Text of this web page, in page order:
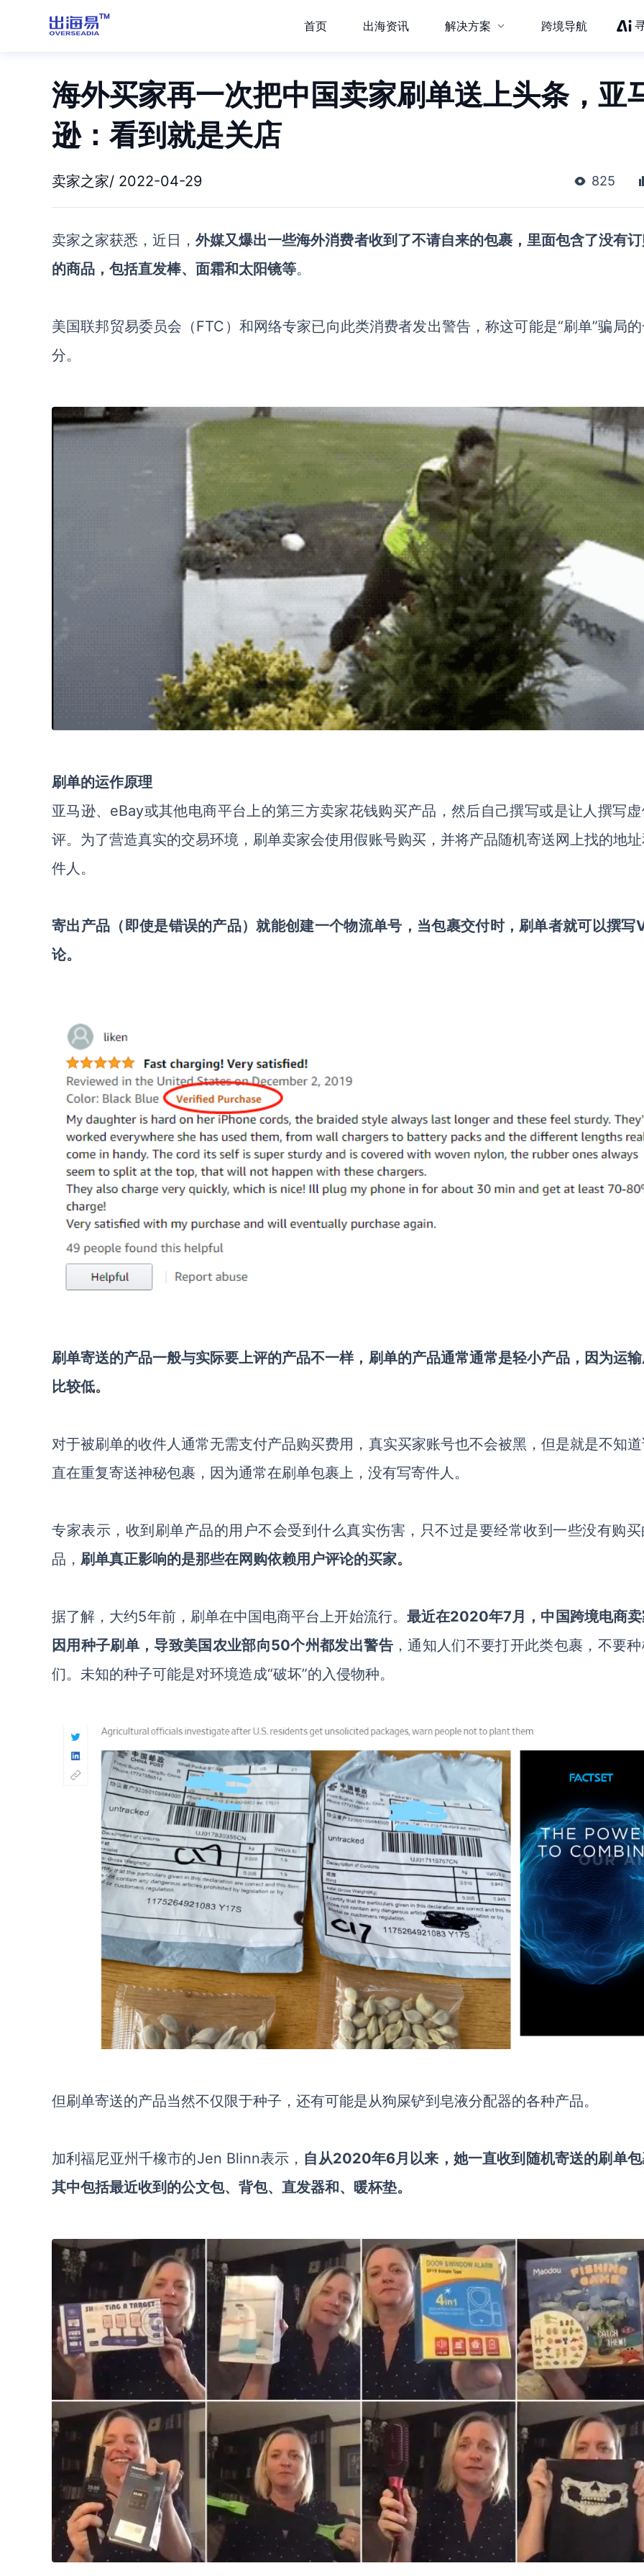
首页 出海资讯 解决方案 跨境导航
海外买家再一次把中国卖家刷单送上头条，亚
逊：看到就是关店
卖家之家/ 2022-04-29 825
卖家之家获悉，近日，外媒又爆出一些海外消费者收到了不请自来的包裹，里面包含了没有
的商品，包括直发棒、面霜和太阳镜等。
美国联邦贸易委员会（FTC）和网络专家已向此类消费者发出警告，称这可能是“刷单”骗局
分。
刷单的运作原理
亚马逊、eBay或其他电商平台上的第三方卖家花钱购买产品，然后自己撰写或是让人撰写
评。为了营造真实的交易环境，刷单卖家会使用假账号购买，并将产品随机寄送网上找的地
件人。
寄出产品（即使是错误的产品）就能创建一个物流单号，当包裹交付时，刷单者就可以撰写
论。
刷单寄送的产品一般与实际要上评的产品不一样，刷单的产品通常通常是轻小产品，因为运
比较低。
对于被刷单的收件人通常无需支付产品购买费用，真实买家账号也不会被黑，但是就是不知
直在重复寄送神秘包裹，因为通常在刷单包裹上，没有写寄件人。
专家表示，收到刷单产品的用户不会受到什么真实伤害，只不过是要经常收到一些没有购
品， 刷单真正影响的是那些在网购依赖用户评论的买家。
据了解，大约5年前，刷单在中国电商平台上开始流行。 最近在2020年7月，中国跨境电商
因用种子刷单，导致美国农业部向50个州都发出警告，通知人们不要打开此类包裹，不要
们。未知的种子可能是对环境造成“破坏”的入侵物种。
但刷单寄送的产品当然不仅限于种子，还有可能是从狗屎铲到皂液分配器的各种产品。
加利福尼亚州千橡市的Jen Blinn表示， 自从2020年6月以来，她一直收到随机寄送的刷单
其中包括最近收到的公文包、背包、直发器和、暖杯垫。